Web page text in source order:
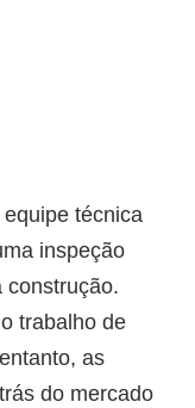
técnica
inspeção
construção.
trabalho de
as
do mercado